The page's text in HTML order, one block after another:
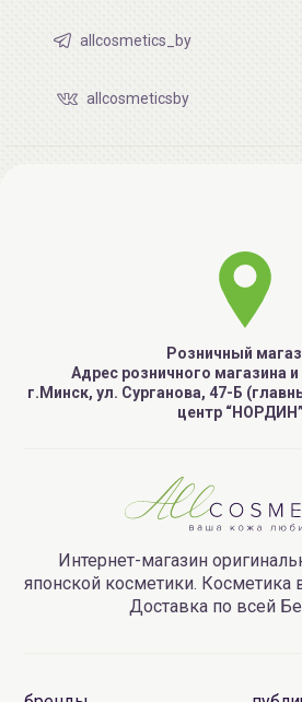
allcosmetics_by
allcosmeticsby
Розничный
Адрес розничного магазина
г.Минск, ул. Сурганова, 47-Б
центр
Интернет-магазин
японской косметики. Косметика
Доставка по всей